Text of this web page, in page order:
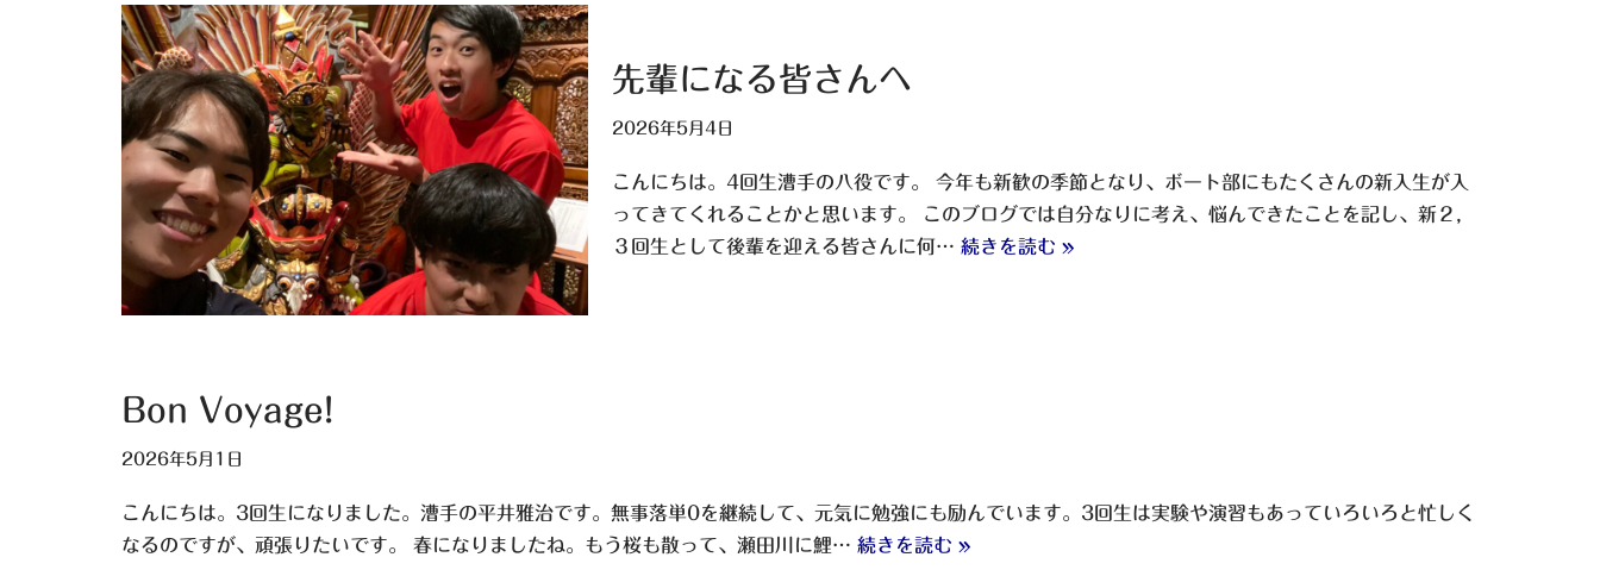
先輩になる皆さんへ
2026年5月4日
こんにちは。4回生漕手の八役です。 今年も新歓の季節となり、ボート部にもたくさんの新入生が入
ってきてくれることかと思います。 このブログでは自分なりに考え、悩んできたことを記し、新２,
３回生として後輩を迎える皆さんに何… 続きを読む »
Bon Voyage!
2026年5月1日
こんにちは。3回生になりました。漕手の平井雅治です。無事落単0を継続して、元気に勉強にも励んでいます。3回生は実験や演習もあっていろいろと忙しく
なるのですが、頑張りたいです。 春になりましたね。もう桜も散って、瀬田川に鯉… 続きを読む »